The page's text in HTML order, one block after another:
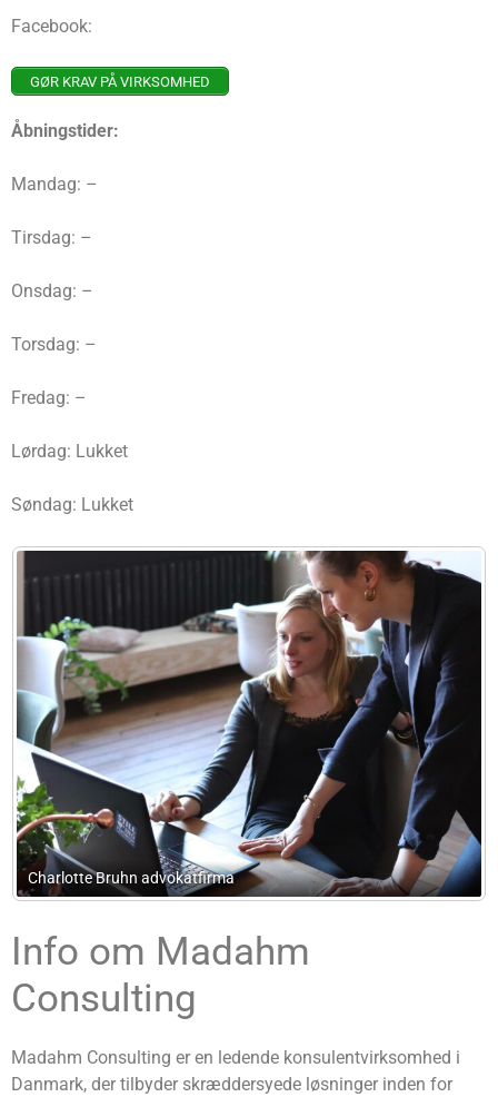
Facebook:
GØR KRAV PÅ VIRKSOMHED
Åbningstider:
Mandag: –
Tirsdag: –
Onsdag: –
Torsdag: –
Fredag: –
Lørdag: Lukket
Søndag: Lukket
Charlotte Bruhn advokatfirma
Info om Madahm
Consulting
Madahm Consulting er en ledende konsulentvirksomhed i
Danmark, der tilbyder skræddersyede løsninger inden for